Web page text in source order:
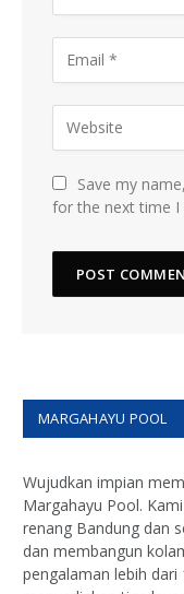
Save my
for the next time I
MARGAHAYU POOL
Wujudkan impian
Margahayu Pool.
renang Bandung dan
dan membangun
pengalaman lebih